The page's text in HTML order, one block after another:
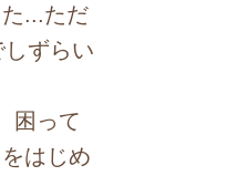
...ただ
ずらい
困って
はじめ